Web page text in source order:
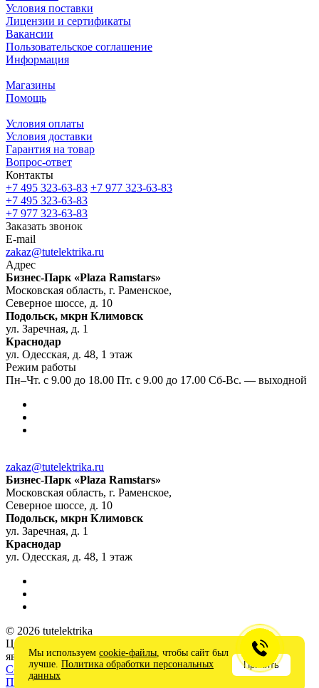
Условия поставки
Лицензии и сертификаты
Вакансии
Пользовательское соглашение
Информация
Магазины
Помощь
Условия оплаты
Условия доставки
Гарантия на товар
Вопрос-ответ
Контакты
+7 495 323-63-83 +7 977 323-63-83
+7 495 323-63-83
+7 977 323-63-83
Заказать звонок
E-mail
zakaz@tutelektrika.ru
Адрес
Бизнес-Парк «Plaza Ramstars»
Московская область, г. Раменское,
Северное шоссе, д. 10
Подольск, мкрн Климовск
ул. Заречная, д. 1
Краснодар
ул. Одесская, д. 48, 1 этаж
Режим работы
Пн–Чт. с 9.00 до 18.00 Пт. с 9.00 до 17.00 Сб-Вс. — выходной
zakaz@tutelektrika.ru
Бизнес-Парк «Plaza Ramstars»
Московская область, г. Раменское,
Северное шоссе, д. 10
Подольск, мкрн Климовск
ул. Заречная, д. 1
Краснодар
ул. Одесская, д. 48, 1 этаж
© 2026 tutelektrika
Цены на сайте носят информационный характер и не
являются публичной офертой
Соглашение на обработку персональных данных
Политика в отношении обработки персональных данных
Мы используем cookie-файлы, чтобы сайт был
лучше. Политика обработки персональных
данных
Принять